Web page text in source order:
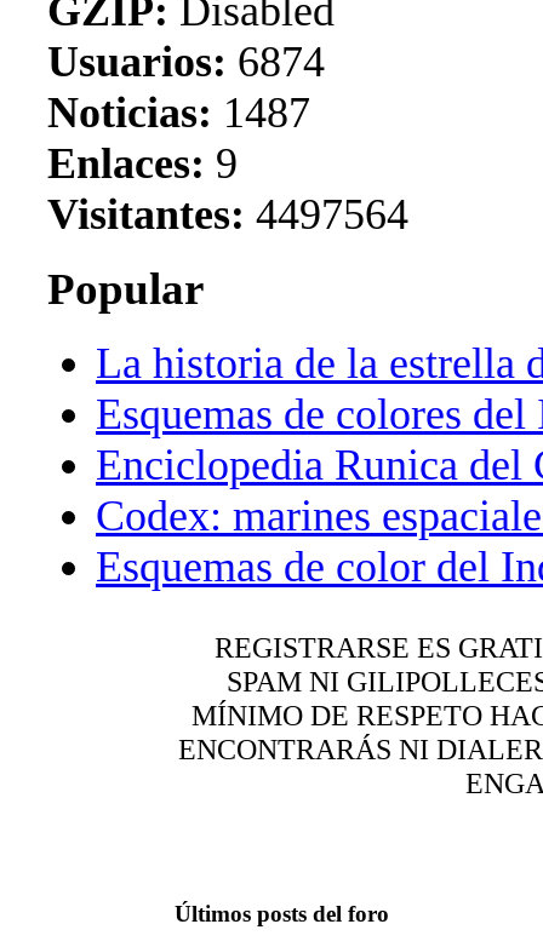
GZIP: Disabled
Usuarios: 6874
Noticias: 1487
Enlaces: 9
Visitantes: 4497564
Popular
La historia de la estrella
Esquemas de colores
Enciclopedia Runica del
Codex: marines
Esquemas de color del
REGISTRARSE ES
SPAM NI
MÍNIMO DE RESPETO
ENCONTRARÁS NI
Últimos posts del foro